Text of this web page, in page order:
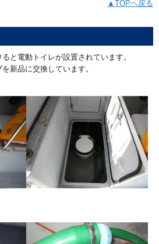
▲TOPへ戻る
と電動トイレが設置されています。
新品に交換しています。